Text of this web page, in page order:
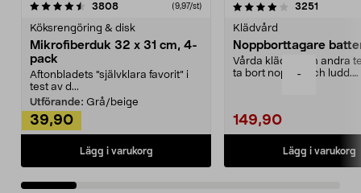
-
3808recensioner (9,97/st)
Köksrengöring & disk
Mikrofiberduk 32 x 31 cm, 4-
pack
Aftonbladets "självklara favorit” i
test av d...
Utförande: Grå/beige
39,90
Lägg i varukorg
4.0av 5 stjärnor 3251
Klädvård
Noppborttagare
Vårda kläder och andra
ta bort noppor och ludd.
149,90
Lägg i varukorg
4.5av 5 stjärnor